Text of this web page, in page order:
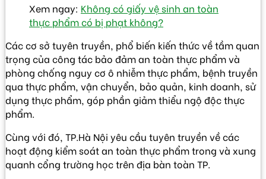
Xem ngay: Không có giấy vệ sinh an toàn
thực phẩm có bị phạt không?
Các cơ sở tuyên truyền, phổ biến kiến thức về tầm quan
trọng của công tác bảo đảm an toàn thực phẩm và
phòng chống nguy cơ ô nhiễm thực phẩm, bệnh truyền
qua thực phẩm, vận chuyển, bảo quản, kinh doanh, sử
dụng thực phẩm, góp phần giảm thiểu ngộ độc thực
phẩm.
Cùng với đó, TP.Hà Nội yêu cầu tuyên truyền về các
hoạt động kiểm soát an toàn thực phẩm trong và xung
quanh cổng trường học trên địa bàn toàn TP.